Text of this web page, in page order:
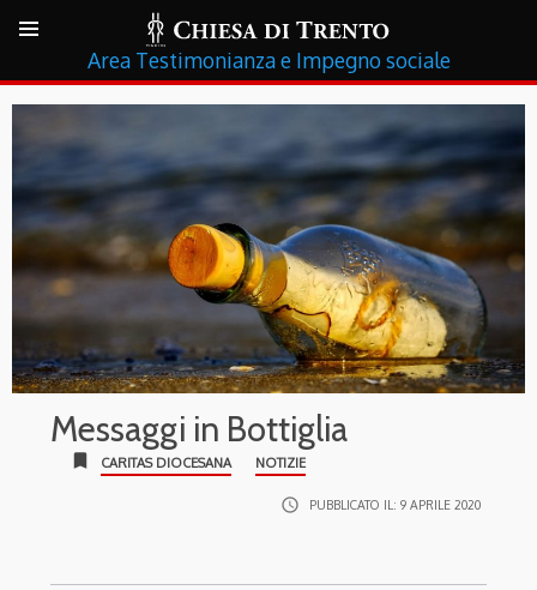
Testimonianza e Impegno sociale
Messaggi in Bottiglia
bookmark CARITAS DIOCESANA NOTIZIE
access_time PUBBLICATO IL: 9 APRILE 2020